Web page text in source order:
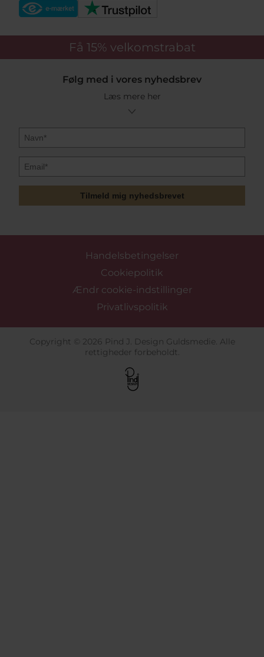
Få 15% velkomstrabat
Følg med i vores nyhedsbrev
Læs mere her
Tilmeld mig nyhedsbrevet
Handelsbetingelser
Cookiepolitik
Ændr cookie-indstillinger
Privatlivspolitik
Copyright © 2026 Pind J. Design Guldsmedie. Alle
rettigheder forbeholdt.